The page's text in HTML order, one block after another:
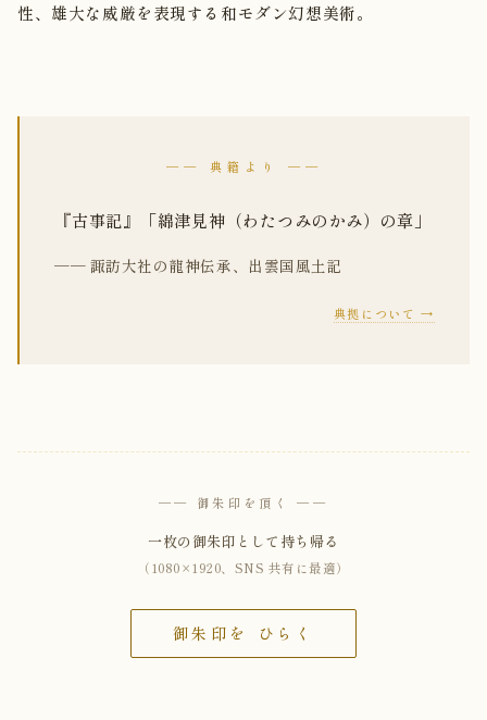
性、雄大な威厳を表現する和モダン幻想美術。
── 典籍より ──
『古事記』「綿津見神（わたつみのかみ）の章」
── 諏訪大社の龍神伝承、出雲国風土記
典拠について →
── 御朱印を頂く ──
一枚の御朱印として持ち帰る
（1080×1920、SNS 共有に最適）
御朱印を ひらく